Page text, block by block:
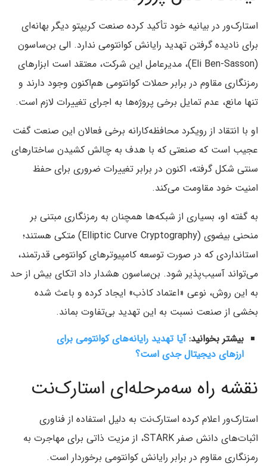
استارک‌ور در بیانیه خود تأکید کرده صنعت کریپتو دیگر بهانه‌ای
برای نادیده گرفتن تهدید رایانش کوانتومی ندارد. الی بن‌ساسون
(Eli Ben-Sasson)، مدیرعامل این شرکت، معتقد است ابزارهای
رمزنگاری مقاوم در برابر حملات کوانتومی هم‌اکنون وجود دارند و
تنها مانع، عدم تمایل برخی پروژه‌ها به اجرای تغییرات لازم است.
او با انتقاد از رویکرد محافظه‌کارانه برخی فعالان این صنعت گفت
عجیب است که صنعتی که با هدف به چالش کشیدن ساختارهای
سنتی شکل گرفته، اکنون در برابر تغییرات ضروری برای حفظ
امنیت خود مقاومت می‌کند.
به گفته او، بسیاری از شبکه‌ها همچنان به رمزنگاری مبتنی بر
منحنی بیضوی (Elliptic Curve Cryptography) متکی هستند؛
استانداردی که در صورت توسعه کامپیوترهای کوانتومی قدرتمند،
می‌تواند آسیب‌پذیر شود. بن‌ساسون هشدار داد اتکای بیش از حد
به این روش، نوعی «اعتماد کاذب» ایجاد کرده و باعث شده
بخشی از صنعت نسبت به این تهدید بی‌تفاوت بماند.
بیشتر بخوانید:آیا تهدید رایانه‌های کوانتومی برای
ارزهای دیجیتال جدی است؟
نقشه راه سه‌مرحله‌ای استارک‌نت
استارک‌ور اعلام کرده استارک‌نت به دلیل استفاده از فناوری
اثبات‌های دانش صفر STARK، از مزیت ذاتی برای مهاجرت به
رمزنگاری مقاوم در برابر رایانش کوانتومی برخوردار است.